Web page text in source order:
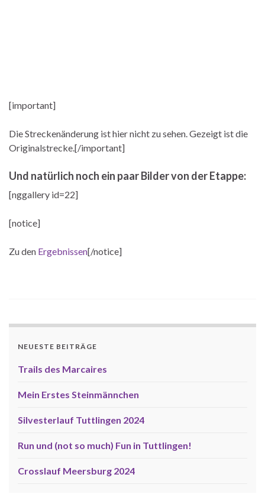
[important]
Die Streckenänderung ist hier nicht zu sehen. Gezeigt ist die
Originalstrecke.[/important]
Und natürlich noch ein paar Bilder von der Etappe:
[nggallery id=22]
[notice]
Zu den Ergebnissen[/notice]
NEUESTE BEITRÄGE
Trails des Marcaires
Mein Erstes Steinmännchen
Silvesterlauf Tuttlingen 2024
Run und (not so much) Fun in Tuttlingen!
Crosslauf Meersburg 2024